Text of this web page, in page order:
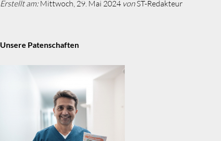
JOBS
Erstellt am:Mittwoch, 29. Mai 2024 vonST-Redakteur
Unsere Patenschaften